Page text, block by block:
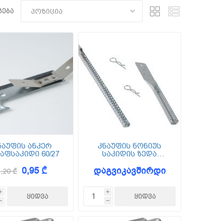
ანკერ
60/27
₾ 0,95 ₾
კნაუფის ნონიუს
საკიდის ზედა
დაგვიკავშირდი
i
h